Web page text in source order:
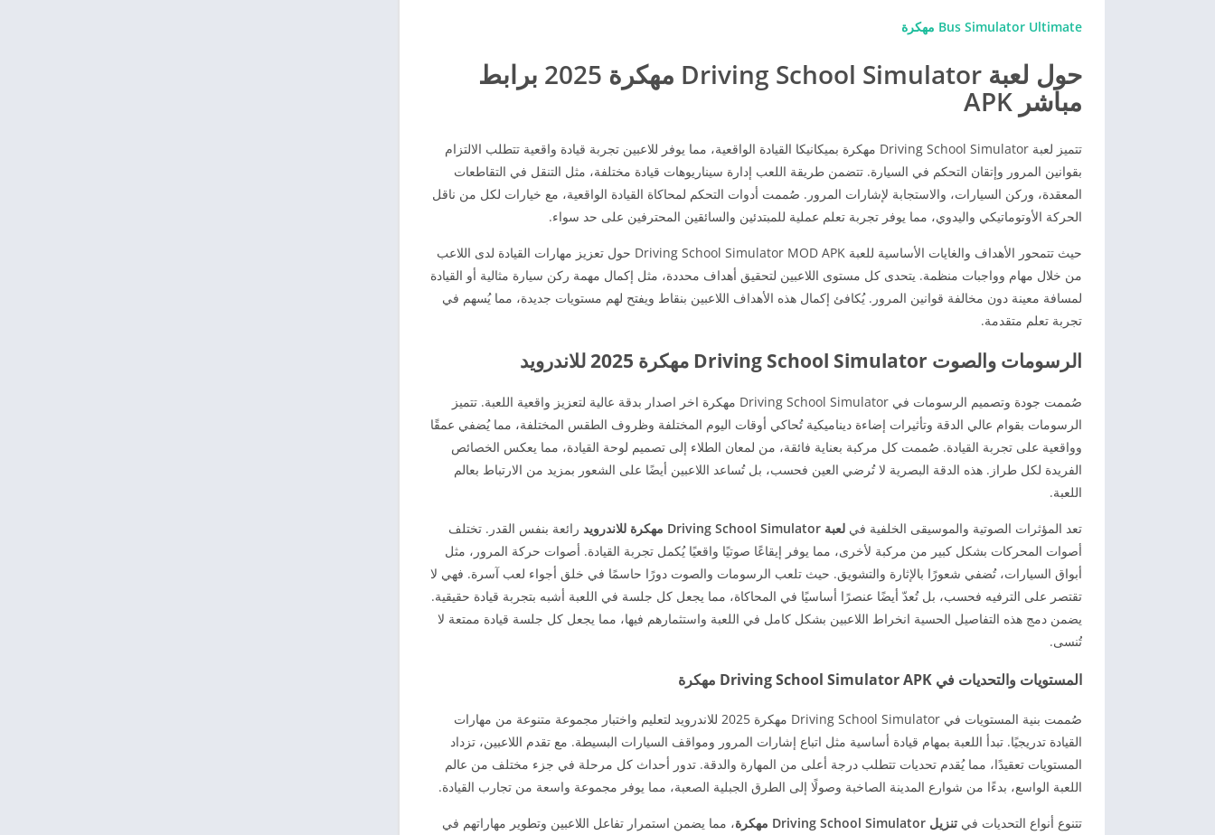
Bus Simulator Ultimate مهكرة
حول لعبة Driving School Simulator مهكرة 2025 برابط
مباشر APK
تتميز لعبة Driving School Simulator مهكرة بميكانيكا القيادة الواقعية، مما يوفر للاعبين تجربة قيادة واقعية تتطلب الالتزام
بقوانين المرور وإتقان التحكم في السيارة. تتضمن طريقة اللعب إدارة سيناريوهات قيادة مختلفة، مثل التنقل في التقاطعات
المعقدة، وركن السيارات، والاستجابة لإشارات المرور. صُممت أدوات التحكم لمحاكاة القيادة الواقعية، مع خيارات لكل من ناقل
الحركة الأوتوماتيكي واليدوي، مما يوفر تجربة تعلم عملية للمبتدئين والسائقين المحترفين على حد سواء.
حيث تتمحور الأهداف والغايات الأساسية للعبة Driving School Simulator MOD APK حول تعزيز مهارات القيادة لدى اللاعب
من خلال مهام وواجبات منظمة. يتحدى كل مستوى اللاعبين لتحقيق أهداف محددة، مثل إكمال مهمة ركن سيارة مثالية أو القيادة
لمسافة معينة دون مخالفة قوانين المرور. يُكافئ إكمال هذه الأهداف اللاعبين بنقاط ويفتح لهم مستويات جديدة، مما يُسهم في
تجربة تعلم متقدمة.
الرسومات والصوت Driving School Simulator مهكرة 2025 للاندرويد
صُممت جودة وتصميم الرسومات في Driving School Simulator مهكرة اخر اصدار بدقة عالية لتعزيز واقعية اللعبة. تتميز
الرسومات بقوام عالي الدقة وتأثيرات إضاءة ديناميكية تُحاكي أوقات اليوم المختلفة وظروف الطقس المختلفة، مما يُضفي عمقًا
وواقعية على تجربة القيادة. صُممت كل مركبة بعناية فائقة، من لمعان الطلاء إلى تصميم لوحة القيادة، مما يعكس الخصائص
الفريدة لكل طراز. هذه الدقة البصرية لا تُرضي العين فحسب، بل تُساعد اللاعبين أيضًا على الشعور بمزيد من الارتباط بعالم
اللعبة.
تعد المؤثرات الصوتية والموسيقى الخلفية في لعبة Driving School Simulator مهكرة للاندرويد
رائعة بنفس القدر. تختلف
أصوات المحركات بشكل كبير من مركبة لأخرى، مما يوفر إيقاعًا صوتيًا واقعيًا يُكمل تجربة القيادة. أصوات حركة المرور، مثل
أبواق السيارات، تُضفي شعورًا بالإثارة والتشويق. حيث تلعب الرسومات والصوت دورًا حاسمًا في خلق أجواء لعب آسرة. فهي لا
تقتصر على الترفيه فحسب، بل تُعدّ أيضًا عنصرًا أساسيًا في المحاكاة، مما يجعل كل جلسة في اللعبة أشبه بتجربة قيادة حقيقية.
يضمن دمج هذه التفاصيل الحسية انخراط اللاعبين بشكل كامل في اللعبة واستثمارهم فيها، مما يجعل كل جلسة قيادة ممتعة لا
تُنسى.
المستويات والتحديات في Driving School Simulator APK مهكرة
صُممت بنية المستويات في Driving School Simulator مهكرة 2025 للاندرويد لتعليم واختبار مجموعة متنوعة من مهارات
القيادة تدريجيًا. تبدأ اللعبة بمهام قيادة أساسية مثل اتباع إشارات المرور ومواقف السيارات البسيطة. مع تقدم اللاعبين، تزداد
المستويات تعقيدًا، مما يُقدم تحديات تتطلب درجة أعلى من المهارة والدقة. تدور أحداث كل مرحلة في جزء مختلف من عالم
اللعبة الواسع، بدءًا من شوارع المدينة الصاخبة وصولًا إلى الطرق الجبلية الصعبة، مما يوفر مجموعة واسعة من تجارب القيادة.
تتنوع أنواع التحديات في تنزيل Driving School Simulator مهكرة
، مما يضمن استمرار تفاعل اللاعبين وتطوير مهاراتهم في